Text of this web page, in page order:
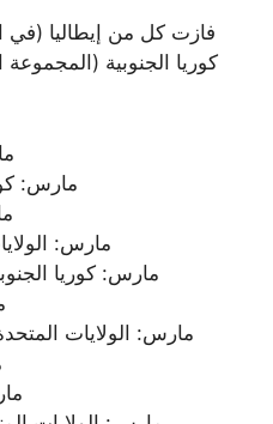
فازت كل من إيطاليا (في
كوريا الجنوبية (المجموعة
9
10 مارس: كوريا
10
10 مارس: الولايات
11 مارس: كوريا الجنوبية 3، جمهورية
11 مارس: الولايات المتحدة 10، جمهورية
12